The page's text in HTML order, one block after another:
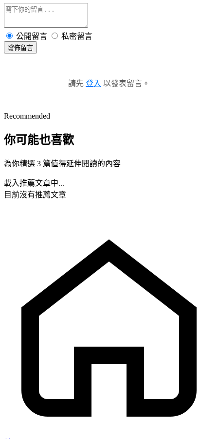
公開留言 私密留言
發佈留言
請先 登入 以發表留言。
Recommended
你可能也喜歡
為你精選 3 篇值得延伸閱讀的內容
載入推薦文章中...
目前沒有推薦文章